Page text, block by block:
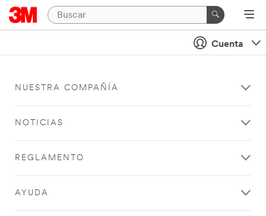
Cuenta
NUESTRA COMPAÑÍA
NOTICIAS
REGLAMENTO
AYUDA